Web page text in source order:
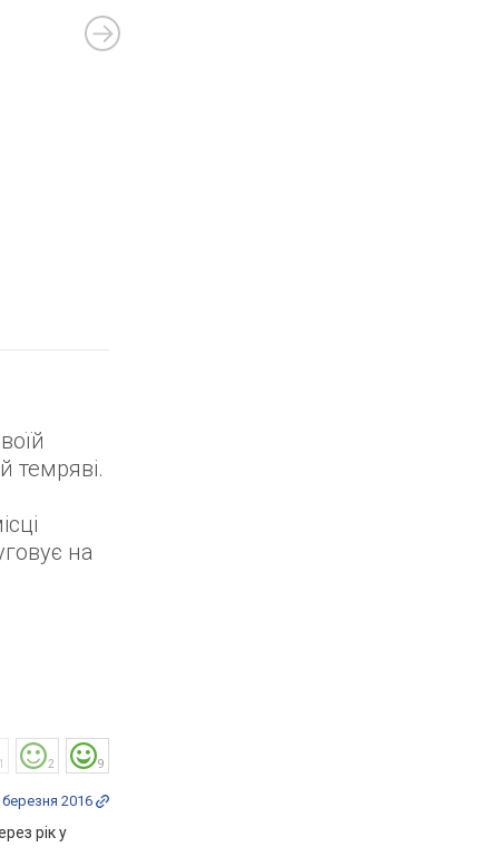
темряві.
на
2 9
березня 2016
рік у